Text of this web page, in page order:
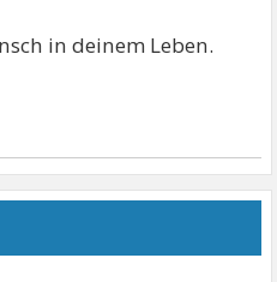
in deinem Leben.